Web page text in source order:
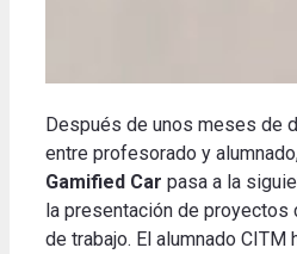
Después de unos meses de
entre profesorado y
Gamified Car pasa a la
la presentación de proyectos
de trabajo. El alumnado CITM